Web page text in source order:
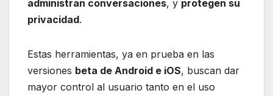
administran conversaciones, y protegen su
privacidad.
Estas herramientas, ya en prueba en las
versiones beta de Android e iOS, buscan dar
mayor control al usuario tanto en el uso